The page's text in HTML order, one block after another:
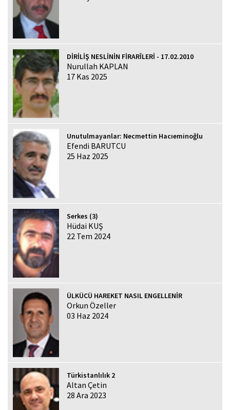
DİRİLİŞ NESLİNİN FİRARÎLERİ - 17.02.2010
Nurullah KAPLAN
17 Kas 2025
Unutulmayanlar: Necmettin Hacıeminoğlu
Efendi BARUTCU
25 Haz 2025
Serkes (3)
Hüdai KUŞ
22 Tem 2024
ÜLKÜCÜ HAREKET NASIL ENGELLENİR
Orkun Özeller
03 Haz 2024
Türkistanlılık 2
Altan Çetin
28 Ara 2023